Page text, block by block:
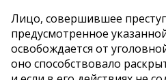
Лицо, совершившее
предусмотренное
освобождается от
оно способствовало